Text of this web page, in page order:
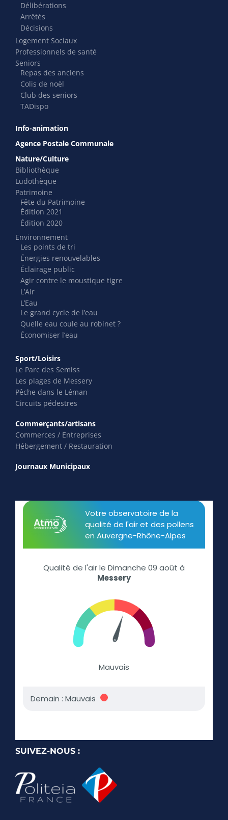
Délibérations
Arrêtés
Décisions
Logement Sociaux
Professionnels de santé
Seniors
Repas des anciens
Colis de noël
Club des seniors
TADispo
Info-animation
Agence Postale Communale
Nature/Culture
Bibliothèque
Ludothèque
Patrimoine
Fête du Patrimoine
Édition 2021
Édition 2020
Environnement
Les points de tri
Énergies renouvelables
Éclairage public
Agir contre le moustique tigre
L’Air
L’Eau
Le grand cycle de l’eau
Quelle eau coule au robinet ?
Économiser l’eau
Sport/Loisirs
Le Parc des Semiss
Les plages de Messery
Pêche dans le Léman
Circuits pédestres
Commerçants/artisans
Commerces / Entreprises
Hébergement / Restauration
Journaux Municipaux
SUIVEZ-NOUS :